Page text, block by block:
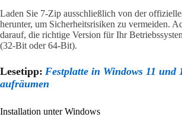
Laden Sie 7-Zip ausschließlich von der
herunter, um Sicherheitsrisiken zu vermeiden.
darauf, die richtige Version für Ihr
(32-Bit oder 64-Bit).
Lesetipp: Festplatte in Windows 11 und
aufräumen
Installation unter Windows